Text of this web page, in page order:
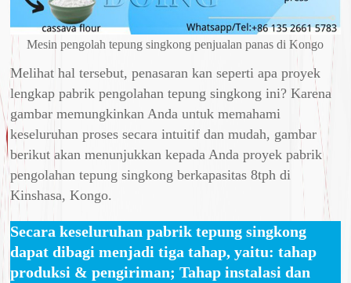
Mesin pengolah tepung singkong penjualan panas di Kongo
Melihat hal tersebut, penasaran kan seperti apa proyek
lengkap pabrik pengolahan tepung singkong ini? Karena
gambar memungkinkan Anda untuk memahami
keseluruhan proses secara intuitif dan mudah, gambar
berikut akan menunjukkan kepada Anda proyek pabrik
pengolahan tepung singkong berkapasitas 8tph di
Kinshasa, Kongo.
Secara keseluruhan pabrik tepung singkong
dapat dibagi menjadi tiga tahap, yaitu: tahap
produksi & pengiriman; Tahap instalasi dan